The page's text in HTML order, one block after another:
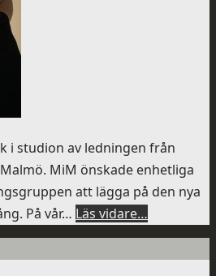
i studion av ledningen från
MiM önskade enhetliga
att lägga på den nya
På vår… Läs vidare…